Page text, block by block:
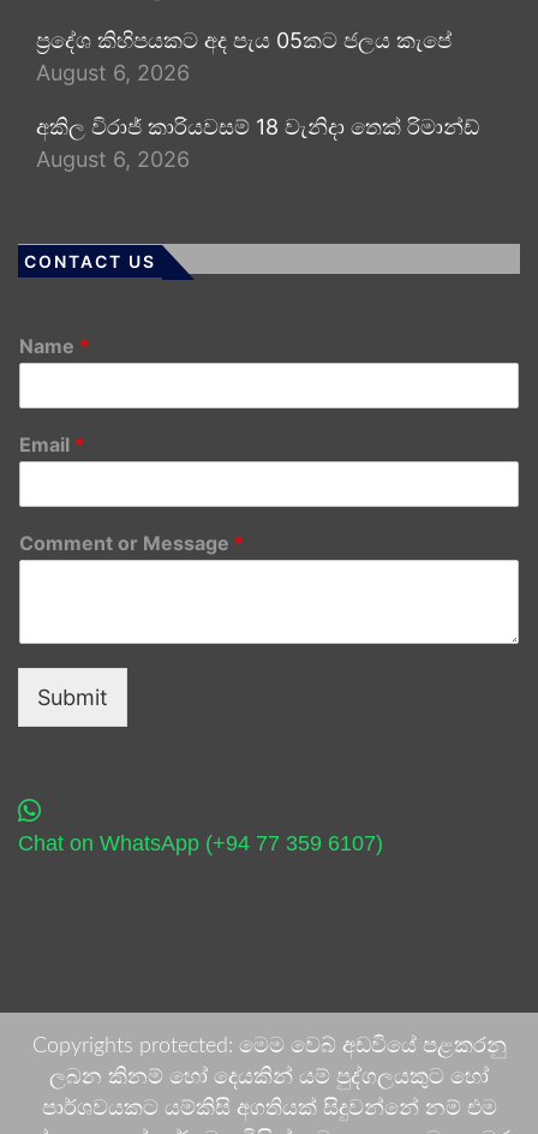
ප්‍රදේශ කිහිපයකට අද පැය 05කට ජලය කැපේ
August 6, 2026
අකිල විරාජ් කාරියවසම් 18 වැනිදා තෙක් රිමාන්ඩ්
August 6, 2026
CONTACT US
Name *
Email *
Comment or Message *
Submit
Chat on WhatsApp (+94 77 359 6107)
Copyrights protected: මෙම වෙබ් අඩවියේ පළකරනු
ලබන කිනම් හෝ දෙයකින් යම් පුද්ගලයකුට හෝ
පාර්ශවයකට යම්කිසි අගතියක් සිදුවන්නේ නම් එම